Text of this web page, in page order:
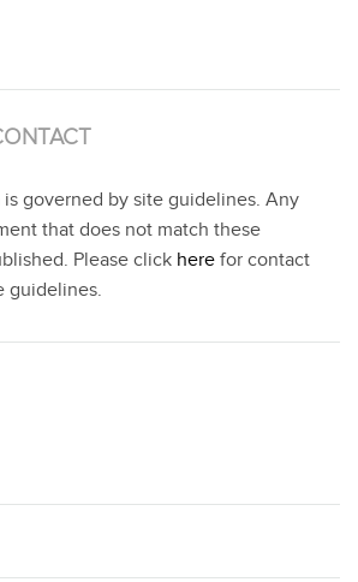
governed by site guidelines. Any
that does not match these
Please click here for contact
guidelines.